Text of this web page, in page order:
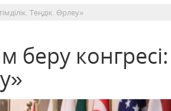
Теңдік. Өрлеу»
беру конгресі: